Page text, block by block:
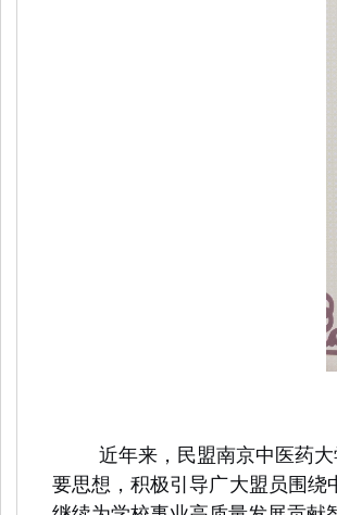
近年来，民盟南京中医药
要思想，积极引导广大盟员围